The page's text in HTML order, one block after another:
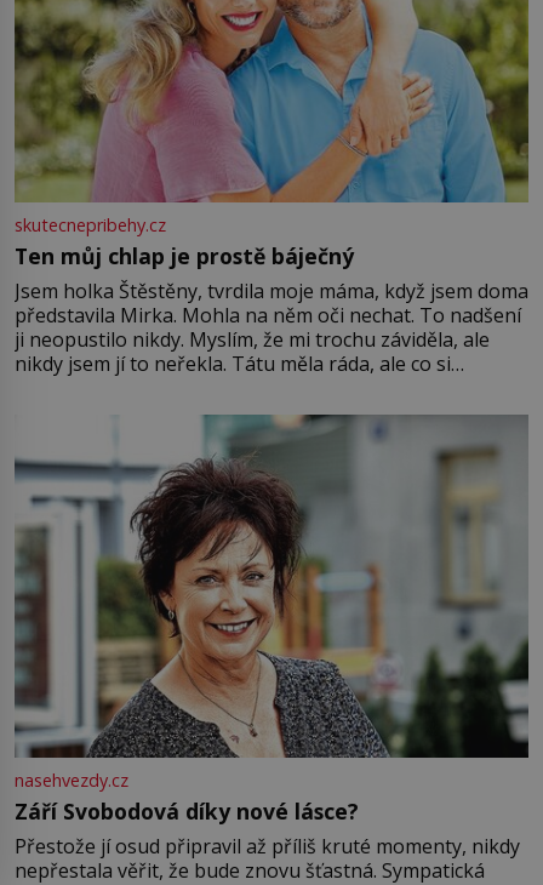
skutecnepribehy.cz
Ten můj chlap je prostě báječný
Jsem holka Štěstěny, tvrdila moje máma, když jsem doma
představila Mirka. Mohla na něm oči nechat. To nadšení
ji neopustilo nikdy. Myslím, že mi trochu záviděla, ale
nikdy jsem jí to neřekla. Tátu měla ráda, ale co si
Jsme spolu moc rádi Tehdy byla jiná doba, když
nasehvezdy.cz
Září Svobodová díky nové lásce?
Přestože jí osud připravil až příliš kruté momenty, nikdy
nepřestala věřit, že bude znovu šťastná. Sympatická